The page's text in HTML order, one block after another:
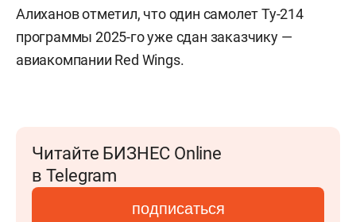
Алиханов отметил, что один самолет Ту-214
программы 2025-го уже сдан заказчику —
авиакомпании Red Wings.
Читайте БИЗНЕС Online
в Telegram
подписаться